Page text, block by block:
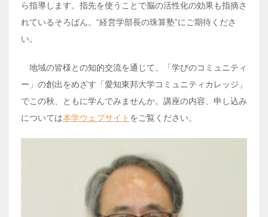
ら指導します。指先を使うことで脳の活性化の効果も指摘さ
れているそろばん。“経営学部長の珠算塾”にご期待くださ
い。
地域の皆様との知的交流を通じて、「学びのコミュニティ
ー」の創出をめざす「愛知東邦大学コミュニティカレッジ」
でこの秋、ともに学んでみませんか。講座の内容、申し込み
については本学ウェブサイト をご覧ください。